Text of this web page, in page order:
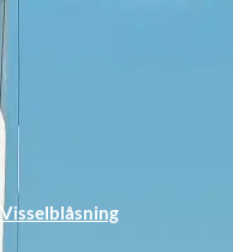
Visselblåsning